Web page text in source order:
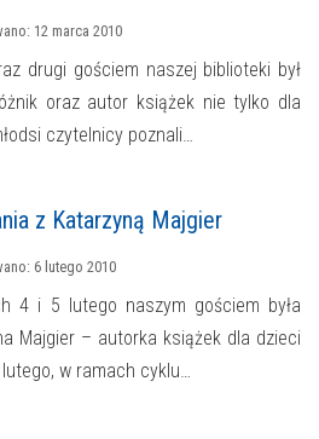
12 marca 2010
drugi gościem naszej biblioteki był
oraz autor książek nie tylko dla
czytelnicy poznali…
z Katarzyną Majgier
6 lutego 2010
4 i 5 lutego naszym gościem była
Majgier – autorka książek dla dzieci
w ramach cyklu…